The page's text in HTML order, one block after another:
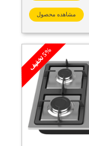
مشاهده محصول
5
%
ت
خ
ف
ی
ف